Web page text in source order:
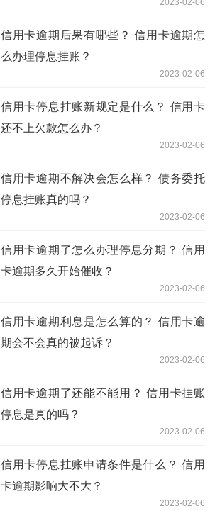
信用卡逾期后果有哪些？ 信用卡逾期怎
么办理停息挂账？
2023-02-06
信用卡停息挂账新规定是什么？ 信用卡
还不上欠款怎么办？
2023-02-06
信用卡逾期不解决会怎么样？ 债务委托
停息挂账真的吗？
2023-02-06
信用卡逾期了怎么办理停息分期？ 信用
卡逾期多久开始催收？
2023-02-06
信用卡逾期利息是怎么算的？ 信用卡逾
期会不会真的被起诉？
2023-02-06
信用卡逾期了还能不能用？ 信用卡挂账
停息是真的吗？
2023-02-06
信用卡停息挂账申请条件是什么？ 信用
卡逾期影响大不大？
2023-02-06